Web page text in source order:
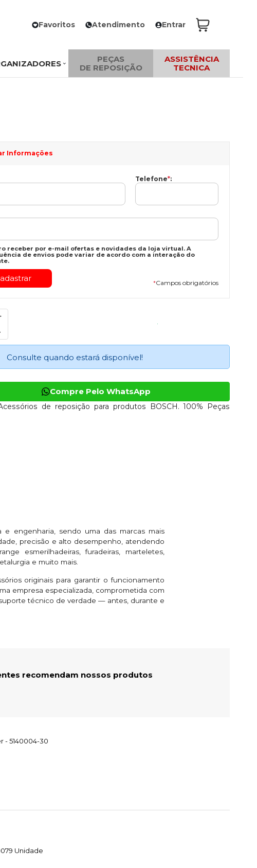
Favoritos Atendimento Entrar
PEÇAS
DE REPOSIÇÃO
ASSISTÊNCIA
TECNICA
Informações
Telefone*:
receber por e-mail ofertas e novidades da loja virtual. A
de envios pode variar de acordo com a interação do
*Campos obrigatórios
Consulte quando estará disponível!
Compre Pelo WhatsApp
de reposição para produtos BOSCH. 100% Peças
engenharia, sendo uma das marcas mais
precisão e alto desempenho, atendendo
esmerilhadeiras, furadeiras, marteletes,
e muito mais.
originais para garantir o funcionamento
empresa especializada, comprometida com
técnico de verdade — antes, durante e
recomendam nossos produtos
- 5140004-30
Unidade